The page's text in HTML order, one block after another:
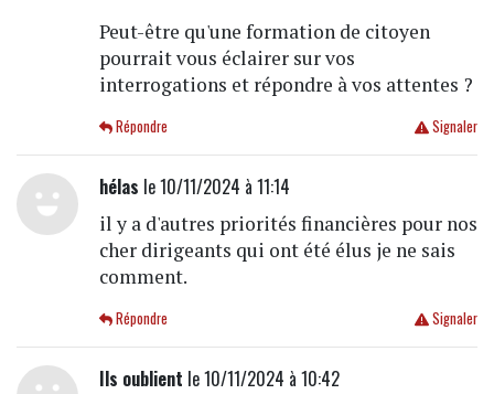
Peut-être qu'une formation de citoyen
pourrait vous éclairer sur vos
interrogations et répondre à vos attentes ?
Signaler
Répondre
hélas le 10/11/2024 à 11:14
il y a d'autres priorités financières pour nos
cher dirigeants qui ont été élus je ne sais
comment.
Signaler
Répondre
Ils oublient le 10/11/2024 à 10:42